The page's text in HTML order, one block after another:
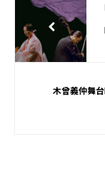
木曾義仲舞